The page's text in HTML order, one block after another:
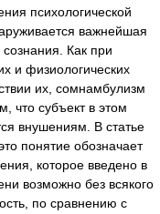
психологической
важнейшая
Как при
и физиологических
их, сомнамбулизм
что субъект в этом
внушениям. В статье
понятие обозначает
которое введено в
возможно без всякого
по сравнению с